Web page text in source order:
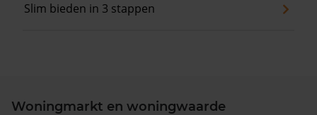
Slim bieden in 3 stappen
Woningmarkt en woningwaarde